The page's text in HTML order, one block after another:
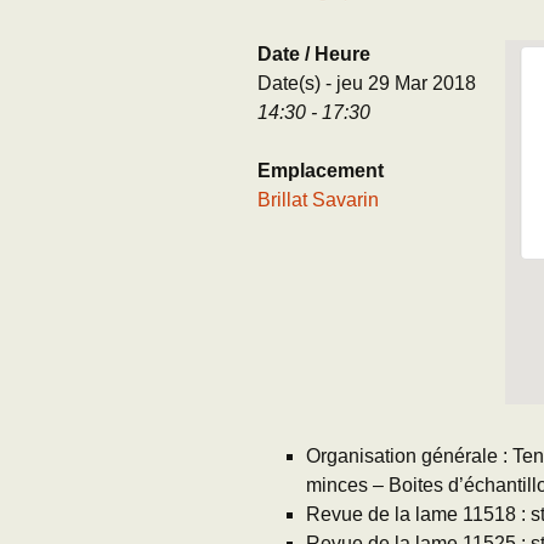
Documents (accès
restreint)
Date / Heure
Date(s) - jeu 29 Mar 2018
14:30 - 17:30
Emplacement
Brillat Savarin
Organisation générale :
minces – Boites
Revue de la lame 11518 :